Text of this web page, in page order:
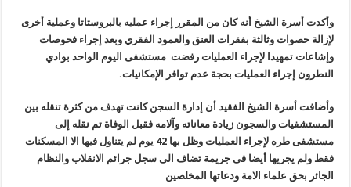
وأكدت أسرة الشيخ أنه كان من المقرر إجراء عمليه بالبروستاتا وعملية أخرى
لإزالة حصوات وثالثة بفقرات العنق والعمود الفقري وبعد إجراء فحوصات
وإشاعات تمهيدا لإجراء العمليات رفضت مستشفى اليوم الواحد بوادي
النطرون إجراء العمليات بحجة عدم توافر الإمكانيات.
وأضافت أسرة الشيخ الفقيد أن إدارة السجن كانت تهدف من كثرة تنقله بين
المستشفيات والسجون زيادة معاناته وآلامه فقبل الوفاة تم نقله إلى
مستشفى طره لإجراء العمليات وظل بها 42 يوم لم يتناول فيها الا المسكنات
فقط ولم يجريها أيضا فى جريمة تضاف الى سجل جرائم الانقلاب والنظام
الجائر بحق علماء الامة ودعاتها المخلصين